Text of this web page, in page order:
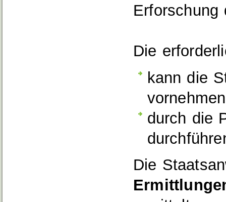
Erforschung
Die
kann die
durch die
Die